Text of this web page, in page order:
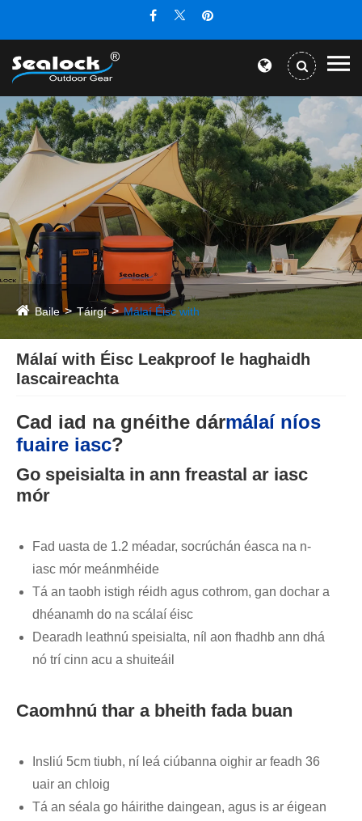
Baile Táirgí Málaí Éisc with
Málaí with Éisc Leakproof le haghaidh
Iascaireachta
Cad iad na gnéithe dármálaí níos
fuaire iasc?
Go speisialta in ann freastal ar iasc
mór
Fad uasta de 1.2 méadar, socrúchán éasca na n-
iasc mór meánmhéide
Tá an taobh istigh réidh agus cothrom, gan dochar a
dhéanamh do na scálaí éisc
Dearadh leathnú speisialta, níl aon fhadhb ann dhá
nó trí cinn acu a shuiteáil
Caomhnú thar a bheith fada buan
Insliú 5cm tiubh, ní leá ciúbanna oighir ar feadh 36
uair an chloig
Tá an séala go háirithe daingean, agus is ar éigean